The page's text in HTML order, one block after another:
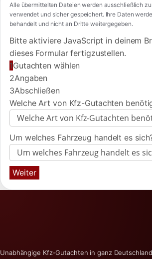
Alle übermittelten Dateien werden ausschließlich
verwendet und sicher gespeichert. Ihre Daten
behandelt und nicht an Dritte weitergegeben.
Bitte aktiviere JavaScript in deinem
dieses Formular fertigzustellen.
1Gutachten wählen
2Angaben
3Abschließen
Welche Art von Kfz-Gutachten
Um welches Fahrzeug handelt es
Weiter
Unabhängige Kfz-Gutachten in ganz